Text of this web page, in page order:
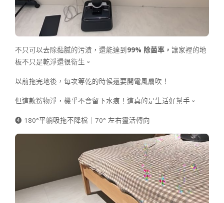
不只可以去除黏膩的污漬，還能達到 99% 除菌率， 讓家裡的地
板不只是乾淨還很衛生。
以前拖完地後，每次等乾的時候還要開電風扇吹！
但這款鯊物淨，機乎不會留下水痕！這真的是生活好幫手。
➍ 180°平躺吸拖不降檔｜70° 左右靈活轉向